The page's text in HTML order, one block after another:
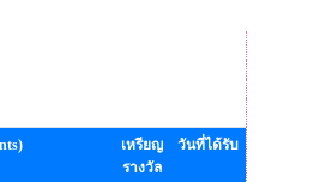
เหรียญ
รางวัล
วันที่ได้รับ